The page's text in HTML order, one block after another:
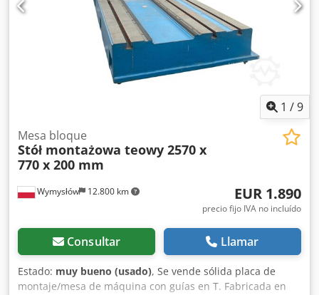
1 /9
Wymysłów 12.800 km
Mesa bloque
Stół montażowa teowy 2570 x
770 x 200 mm
EUR 1.890
precio fijo IVA no incluído
Consultar Llamar
Estado: muy bueno (usado), Se vende sólida placa de
montaje/mesa de máquina con guías en T. Fabricada en